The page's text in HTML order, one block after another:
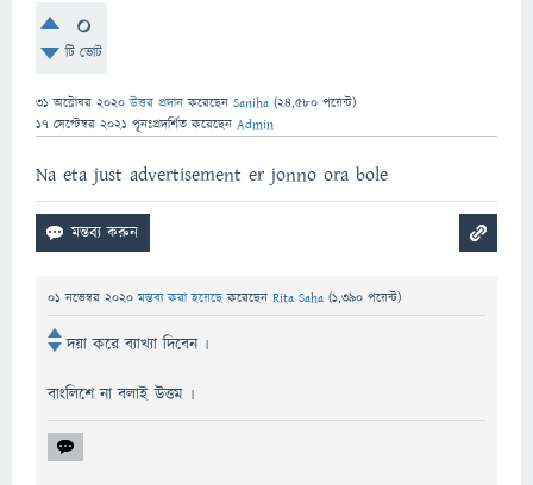
0
টি ভোট
31 অক্টোবর 2020 উত্তর প্রদান করেছেন Saniha (24,580 পয়েন্ট)
17 সেপ্টেম্বর 2021 পূনঃপ্রদর্শিত করেছেন Admin
Na eta just advertisement er jonno ora bole
01 নভেম্বর 2020 মন্তব্য করা হয়েছেকরেছেন Rita Saha (1,390 পয়েন্ট)
দয়া করে ব্যাখ্যা দিবেন ৷
বাংলিশে না বলাই উত্তম ৷